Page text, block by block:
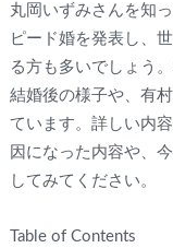
丸岡いずみさんを知
ピード婚を発表し、
る方も多いでしょう
結婚後の様子や、有
ています。詳しい内
因になった内容や、
してみてください。
Table of Contents